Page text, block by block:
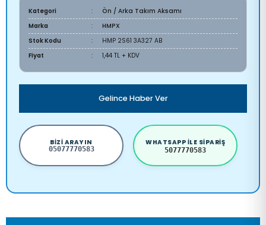
Kategori
Ön / Arka Takım Aksamı
Marka
HMPX
Stok Kodu
HMP 2S61 3A327 AB
Fiyat
1,44 TL + KDV
Gelince Haber Ver
BIZI ARAYIN
05077770583
WHATSAPP ILE SIPARIŞ
5077770583